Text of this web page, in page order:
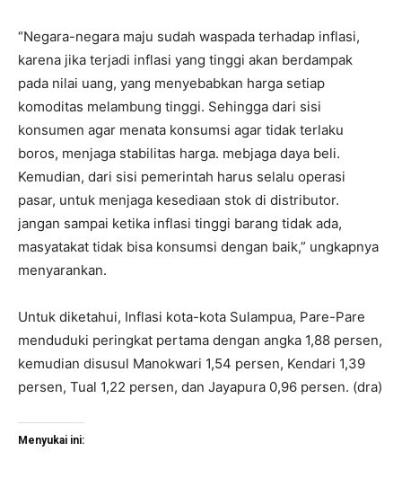
“Negara-negara maju sudah waspada terhadap inflasi,
karena jika terjadi inflasi yang tinggi akan berdampak
pada nilai uang, yang menyebabkan harga setiap
komoditas melambung tinggi. Sehingga dari sisi
konsumen agar menata konsumsi agar tidak terlaku
boros, menjaga stabilitas harga. mebjaga daya beli.
Kemudian, dari sisi pemerintah harus selalu operasi
pasar, untuk menjaga kesediaan stok di distributor.
jangan sampai ketika inflasi tinggi barang tidak ada,
masyatakat tidak bisa konsumsi dengan baik,” ungkapnya
menyarankan.
Untuk diketahui, Inflasi kota-kota Sulampua, Pare-Pare
menduduki peringkat pertama dengan angka 1,88 persen,
kemudian disusul Manokwari 1,54 persen, Kendari 1,39
persen, Tual 1,22 persen, dan Jayapura 0,96 persen. (dra)
Menyukai ini: